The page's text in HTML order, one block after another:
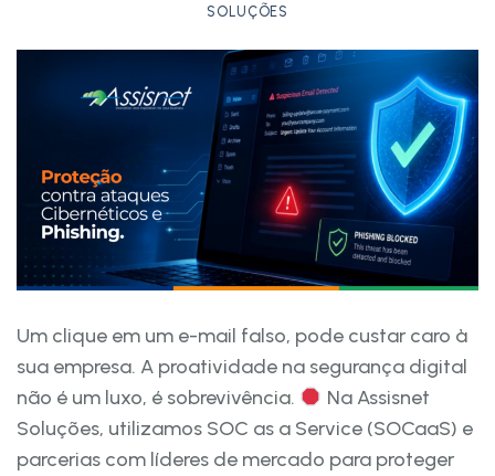
SOLUÇÕES
Um clique em um e-mail falso, pode custar caro à
sua empresa. A proatividade na segurança digital
não é um luxo, é sobrevivência.
Na Assisnet
Soluções, utilizamos SOC as a Service (SOCaaS) e
parcerias com líderes de mercado para proteger